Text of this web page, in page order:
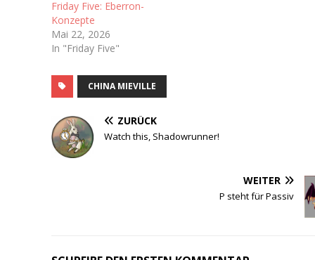
Friday Five: Eberron-
Konzepte
Mai 22, 2026
In "Friday Five"
CHINA MIEVILLE
ZURÜCK
Watch this, Shadowrunner!
WEITER
P steht für Passiv